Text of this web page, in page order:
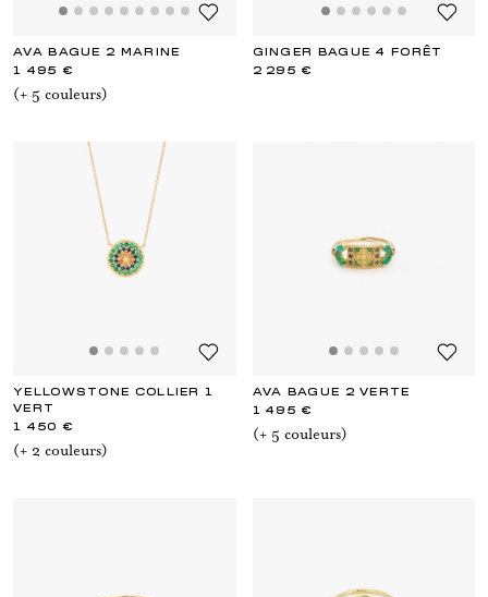
AVA BAGUE 2 MARINE
1 495 €
(+ 5 couleurs)
GINGER BAGUE 4 FORÊT
2 295 €
YELLOWSTONE COLLIER 1
VERT
1 450 €
(+ 2 couleurs)
AVA BAGUE 2 VERTE
1 495 €
(+ 5 couleurs)